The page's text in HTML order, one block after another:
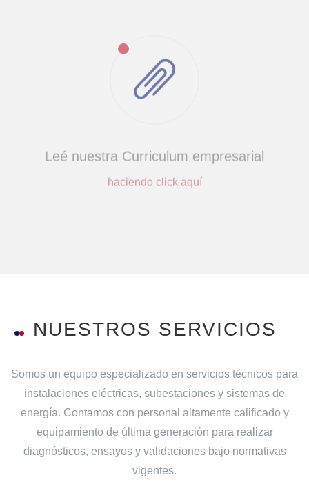
haciendo click aquí
NUESTROS SERVICIOS
Somos un equipo especializado en servicios técnicos para
instalaciones eléctricas, subestaciones y sistemas de
energía. Contamos con personal altamente calificado y
equipamiento de última generación para realizar
diagnósticos, ensayos y validaciones bajo normativas
vigentes.